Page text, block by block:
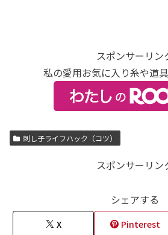
スポンサーリン
私の愛用お気に入り糸や道
刺し子ライフハック（コツ）
スポンサーリン
シェアする
X Pinterest